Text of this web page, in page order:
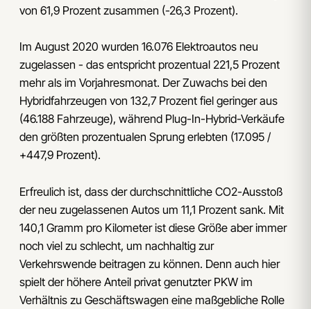
von 61,9 Prozent zusammen (-26,3 Prozent).
Im August 2020 wurden 16.076 Elektroautos neu
zugelassen - das entspricht prozentual 221,5 Prozent
mehr als im Vorjahresmonat. Der Zuwachs bei den
Hybridfahrzeugen von 132,7 Prozent fiel geringer aus
(46.188 Fahrzeuge), während Plug-In-Hybrid-Verkäufe
den größten prozentualen Sprung erlebten (17.095 /
+447,9 Prozent).
Erfreulich ist, dass der durchschnittliche CO2-Ausstoß
der neu zugelassenen Autos um 11,1 Prozent sank. Mit
140,1 Gramm pro Kilometer ist diese Größe aber immer
noch viel zu schlecht, um nachhaltig zur
Verkehrswende beitragen zu können. Denn auch hier
spielt der höhere Anteil privat genutzter PKW im
Verhältnis zu Geschäftswagen eine maßgebliche Rolle